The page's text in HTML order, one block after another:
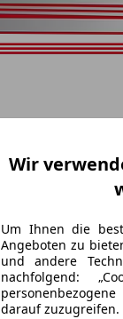
Wir
Um Ihnen die
Angeboten zu
und andere
nachfolgend:
darauf zuzugreifen.